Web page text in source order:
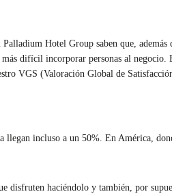
Palladium Hotel Group saben que,
difícil incorporar personas al negocio.
VGS (Valoración Global de
incluso a un 50%. En América,
disfruten haciéndolo y también, por